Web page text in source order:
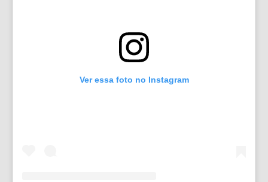
Ver essa foto no Instagram